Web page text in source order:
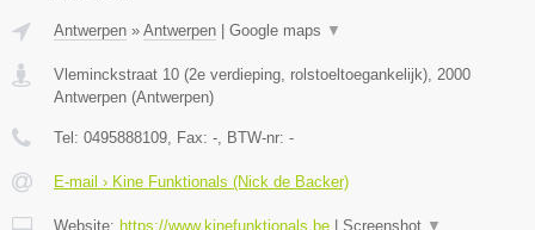
Antwerpen » Antwerpen Google maps ▼
Vleminckstraat 10 (2e verdieping, rolstoeltoegankelijk) 2000
Antwerpen (Antwerpen)
Tel: 0495888109 , Fax: - , BTW-nr: -
E-mail › Kine Funktionals (Nick de Backer)
Website: https://www.kinefunktionals.be Screenshot ▼